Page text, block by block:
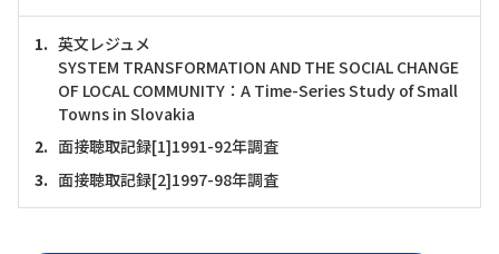
英文レジュメ
SYSTEM TRANSFORMATION AND THE SOCIAL CHANGE
OF LOCAL COMMUNITY：A Time-Series Study of Small
Towns in Slovakia
面接聴取記録[1]1991-92年調査
面接聴取記録[2]1997-98年調査